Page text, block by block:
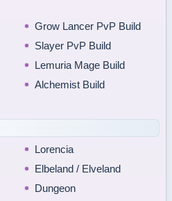
Grow Lancer PvP Build
Slayer PvP Build
Lemuria Mage Build
Alchemist Build
Lorencia
Elbeland / Elveland
Dungeon